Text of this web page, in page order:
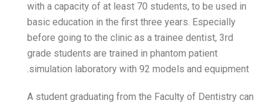
with a capacity of at least
basic education in the
before going to the clinic
grade students are
simulation laboratory with
A student graduating